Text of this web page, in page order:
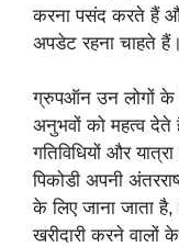
करना पसंद करते हैं
अपडेट रहना चाहते हैं।
ग्रुपऑन उन लोगों के
अनुभवों को महत्व
गतिविधियों और
पिकोडी अपनी
के लिए जाना जाता
खरीदारी करने वालों